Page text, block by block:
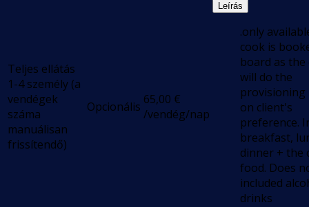
Teljes ellátás
1-4 személy (a
vendégek
száma
manuálisan
frissítendő)
Opcionális 65,00 €
/vendég/nap
Leírás
.only
cook is
board as the
will do the
provisioning
on client's
preference.
breakfast,
dinner + the
food. Does
included
drinks